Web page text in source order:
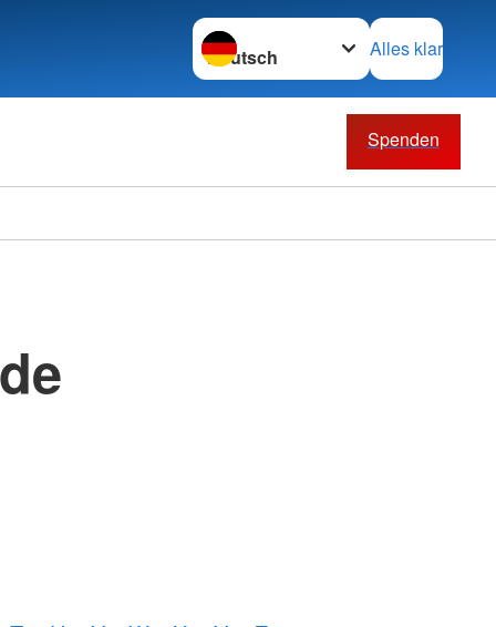
Sprache wechseln zu
Alles klar
Spenden